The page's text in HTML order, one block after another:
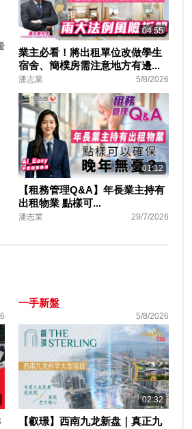
04:55
業主必看！將出租單位改做學生
宿舍、簡樸房需注意地方有邊...
潘志業 5/8/2026
01:12
【租務管理Q&A】年長業主持有
出租物業 點樣可...
潘志業 29/7/2026
一手新盤
5/8/2026
02:32
【叡璟】西南九龙新盘｜真正九